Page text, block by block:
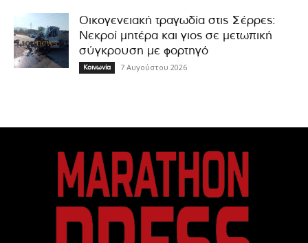
Οικογενειακή τραγωδία στις Σέρρες:
Νεκροί μητέρα και γιος σε μετωπική
σύγκρουση με φορτηγό
Κοινωνία 7 Αυγούστου 2026